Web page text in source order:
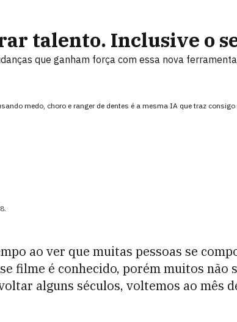
talento. Inclusive o
que ganham força com essa nova
medo, choro e ranger de dentes é a mesma IA que traz
.
ao ver que muitas pessoas se
filme é conhecido, porém muitos não
alguns séculos, voltemos ao mês